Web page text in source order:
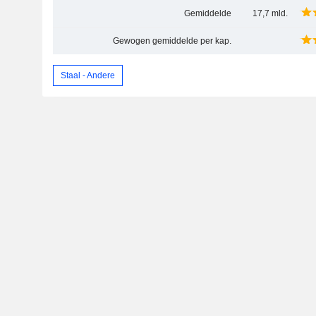
Gemiddelde 17,7 mld.
Gewogen gemiddelde per kap.
Staal - Andere